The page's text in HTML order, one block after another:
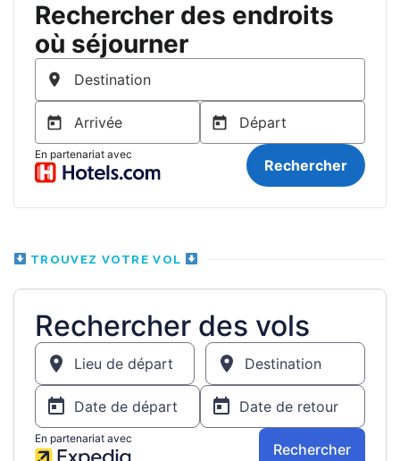
TROUVEZ VOTRE VOL